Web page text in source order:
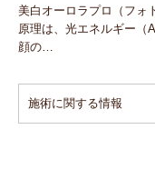
美白オーロラプロ（フォ
原理は、光エネルギー（
顔の…
施術に関する情報